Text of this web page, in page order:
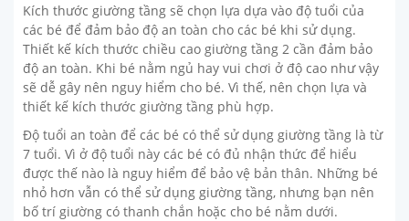
Kích thước giường tầng sẽ chọn lựa dựa vào độ tuổi của
các bé để đảm bảo độ an toàn cho các bé khi sử dụng.
Thiết kế kích thước chiều cao giường tầng 2 cần đảm bảo
độ an toàn. Khi bé nằm ngủ hay vui chơi ở độ cao như vậy
sẽ dễ gây nên nguy hiểm cho bé. Vì thế, nên chọn lựa và
thiết kế kích thước giường tầng phù hợp.
Độ tuổi an toàn để các bé có thể sử dụng giường tầng là từ
7 tuổi. Vì ở độ tuổi này các bé có đủ nhận thức để hiểu
được thế nào là nguy hiểm để bảo vệ bản thân. Những bé
nhỏ hơn vẫn có thể sử dụng giường tầng, nhưng bạn nên
bố trí giường có thanh chắn hoặc cho bé nằm dưới.